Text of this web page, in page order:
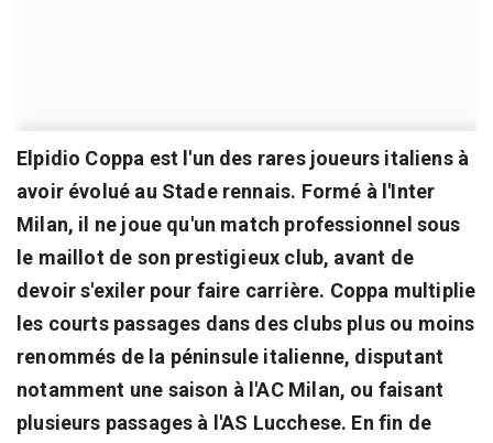
Elpidio Coppa est l'un des rares joueurs italiens à
avoir évolué au Stade rennais. Formé à l'Inter
Milan, il ne joue qu'un match professionnel sous
le maillot de son prestigieux club, avant de
devoir s'exiler pour faire carrière. Coppa multiplie
les courts passages dans des clubs plus ou moins
renommés de la péninsule italienne, disputant
notamment une saison à l'AC Milan, ou faisant
plusieurs passages à l'AS Lucchese. En fin de